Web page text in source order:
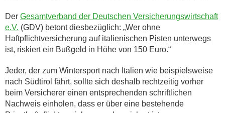
Der Gesamtverband der Deutschen Versicherungswirtschaft
e.V. (GDV) betont diesbezüglich: „Wer ohne
Haftpflichtversicherung auf italienischen Pisten unterwegs
ist, riskiert ein Bußgeld in Höhe von 150 Euro.“
Jeder, der zum Wintersport nach Italien wie beispielsweise
nach Südtirol fährt, sollte sich deshalb rechtzeitig vorher
beim Versicherer einen entsprechenden schriftlichen
Nachweis einholen, dass er über eine bestehende